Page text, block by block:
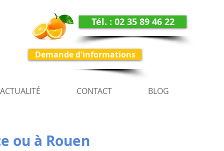
Tél. : 02 35 89 46 22
Demande d'informations
ACTUALITÉ CONTACT BLOG
ou à Rouen